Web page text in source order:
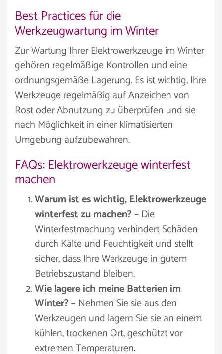
Best Practices für die
Werkzeugwartung im Winter
Zur Wartung Ihrer Elektrowerkzeuge im Winter
gehören regelmäßige Kontrollen und eine
ordnungsgemäße Lagerung. Es ist wichtig, Ihre
Werkzeuge regelmäßig auf Anzeichen von
Rost oder Abnutzung zu überprüfen und sie
nach Möglichkeit in einer klimatisierten
Umgebung aufzubewahren.
FAQs: Elektrowerkzeuge winterfest
machen
Warum ist es wichtig, Elektrowerkzeuge
winterfest zu machen?– Die
Winterfestmachung verhindert Schäden
durch Kälte und Feuchtigkeit und stellt
sicher, dass Ihre Werkzeuge in gutem
Betriebszustand bleiben.
Wie lagere ich meine Batterien im
Winter?– Nehmen Sie sie aus den
Werkzeugen und lagern Sie sie an einem
kühlen, trockenen Ort, geschützt vor
extremen Temperaturen.